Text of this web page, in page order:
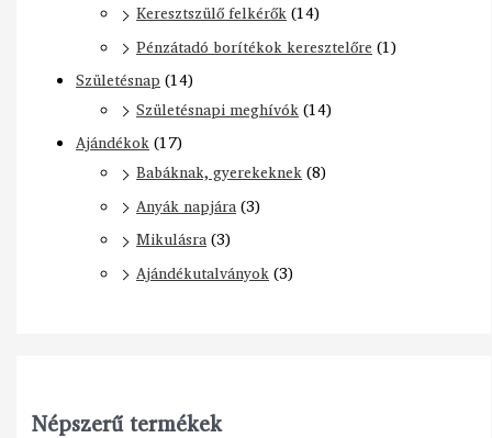
Keresztszülő felkérők(14)
Pénzátadó borítékok keresztelőre (1)
Születésnap (14)
Születésnapi meghívók(14)
Ajándékok(17)
Babáknak, gyerekeknek(8)
Anyák napjára(3)
Mikulásra(3)
Ajándékutalványok(3)
Népszerű termékek